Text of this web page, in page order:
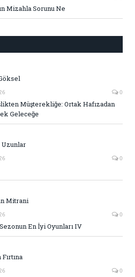
Mizahla Sorunu Ne
0
Müşterekliğe: Ortak Hafızadan
Geleceğe
Uzunlar
0
Mitrani
0
En İyi Oyunları IV
0